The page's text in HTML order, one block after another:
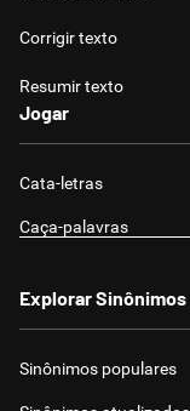
Corrigir texto
Resumir texto
Jogar
Cata-letras
Caça-palavras
Explorar Sinônimos
Sinônimos populares